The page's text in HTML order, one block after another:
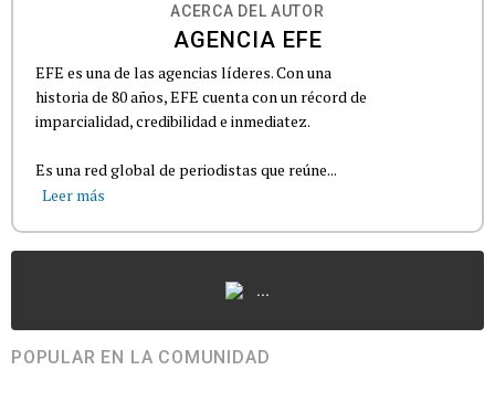
ACERCA DEL AUTOR
AGENCIA EFE
EFE es una de las agencias líderes. Con una
historia de 80 años, EFE cuenta con un récord de
imparcialidad, credibilidad e inmediatez.
Es una red global de periodistas que reúne...
Leer más
...
POPULAR EN LA COMUNIDAD